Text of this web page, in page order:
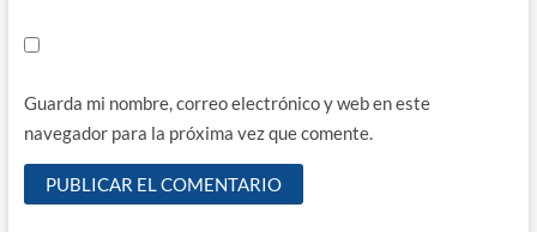
Guarda mi nombre, correo electrónico y web en este
navegador para la próxima vez que comente.